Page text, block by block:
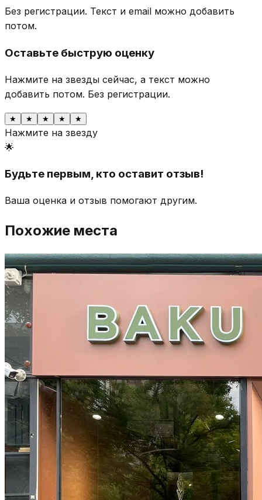
Без регистрации. Текст и email можно добавить
потом.
Оставьте быструю оценку
Нажмите на звезды сейчас, а текст можно
добавить потом. Без регистрации.
★ ★ ★ ★ ★
Нажмите на звезду
🌟
Будьте первым, кто оставит отзыв!
Ваша оценка и отзыв помогают другим.
Похожие места